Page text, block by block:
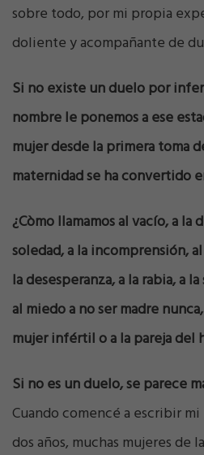
sobre todo, por mi propia
doliente y acompañante de
Si no existe un duelo por
nombre le ponemos a ese
mujer desde la primera toma
maternidad se ha convertido
¿Còmo llamamos al vacío, a la
soledad, a la incomprensión,
la desesperanza, a la rabia, a
al miedo a no ser madre
mujer infértil o a la pareja
Si no es un duelo, se parece
Cuando comencé a escribir
dos años, muchas mujeres